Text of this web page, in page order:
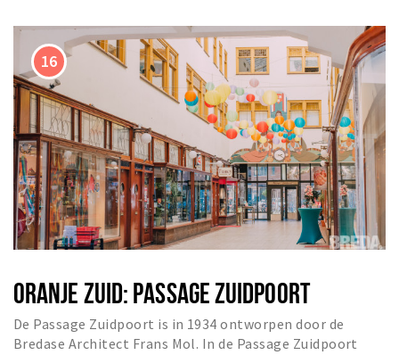
ORANJE ZUID: PASSAGE ZUIDPOORT
De Passage Zuidpoort is in 1934 ontworpen door de
Bredase Architect Frans Mol. In de Passage Zuidpoort